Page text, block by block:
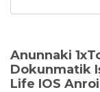
Anunnaki
Dokunmatik
Life IOS